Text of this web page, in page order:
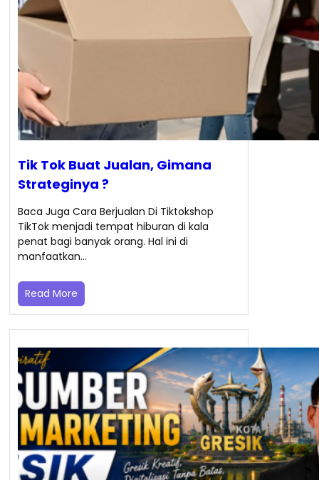
Tik Tok Buat Jualan, Gimana
Strateginya ?
Baca Juga Cara Berjualan Di Tiktokshop
TikTok menjadi tempat hiburan di kala
penat bagi banyak orang. Hal ini di
manfaatkan…
Read More